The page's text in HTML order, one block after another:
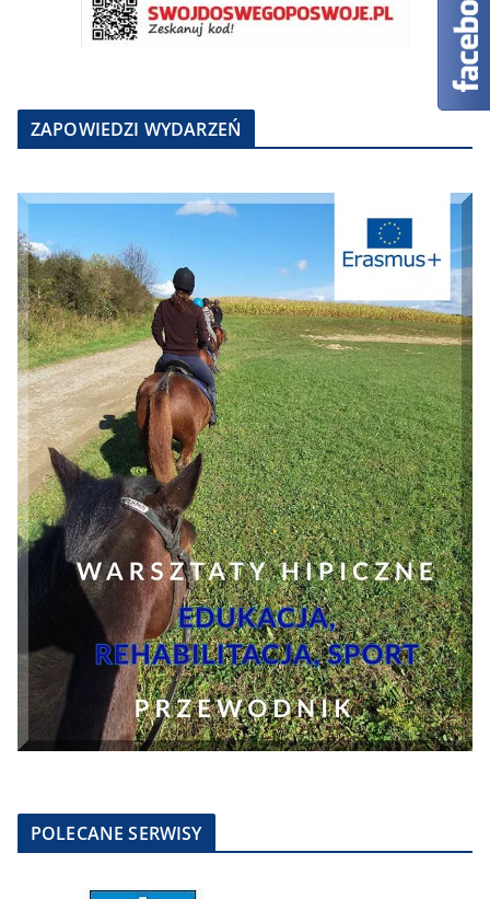
ZAPOWIEDZI WYDARZEŃ
POLECANE SERWISY